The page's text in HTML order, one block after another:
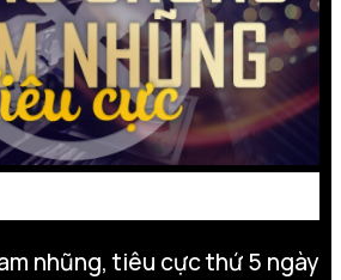
nhũng, tiêu cực thứ 5 ngày